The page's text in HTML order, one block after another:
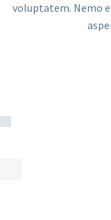
voluptatem. Nemo